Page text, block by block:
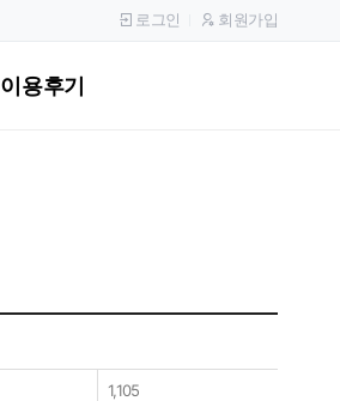
로그인 회원가입
이용후기
1,105